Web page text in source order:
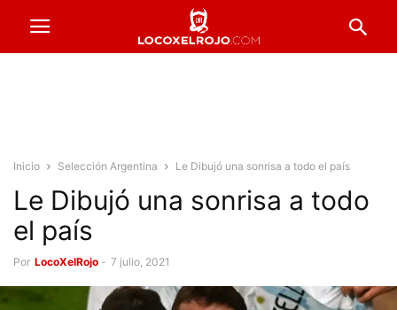
Inicio Selección Argentina Le Dibujó una sonrisa a todo el país
Le Dibujó una sonrisa a todo
el país
Por LocoXelRojo - 7 julio, 2021